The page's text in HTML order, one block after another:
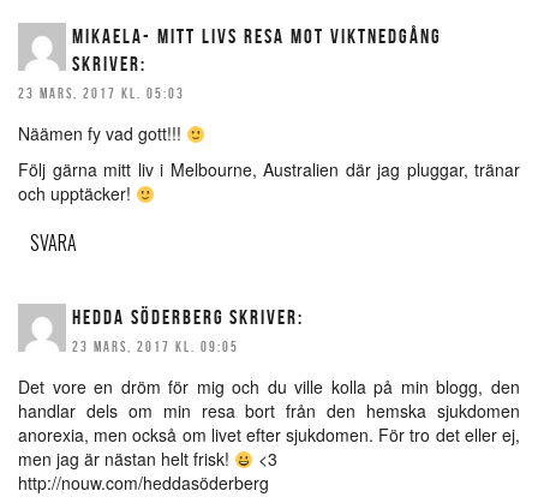
MIKAELA- MITT LIVS RESA MOT VIKTNEDGÅNG
SKRIVER:
23 MARS, 2017 KL. 05:03
Näämen fy vad gott!!!
Följ gärna mitt liv i Melbourne, Australien där jag pluggar, tränar
och upptäcker!
SVARA
HEDDA SÖDERBERG SKRIVER:
23 MARS, 2017 KL. 09:05
Det vore en dröm för mig och du ville kolla på min blogg, den
handlar dels om min resa bort från den hemska sjukdomen
anorexia, men också om livet efter sjukdomen. För tro det eller ej,
men jag är nästan helt frisk!
<3
http://nouw.com/heddasöderberg